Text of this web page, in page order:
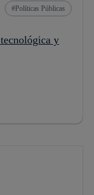
Políticas Públicas
y